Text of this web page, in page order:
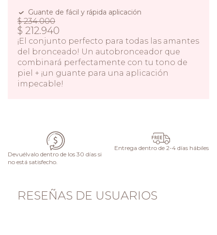
Guante de fácil y rápida aplicación
$ 234.000
$ 212.940
¡El conjunto perfecto para todas las amantes
del bronceado! Un autobronceador que
combinará perfectamente con tu tono de
piel + ¡un guante para una aplicación
impecable!
Devuélvalo dentro de los 30 días si
no está satisfecho.
Entrega dentro de 2-4 días hábiles
RESEÑAS DE USUARIOS